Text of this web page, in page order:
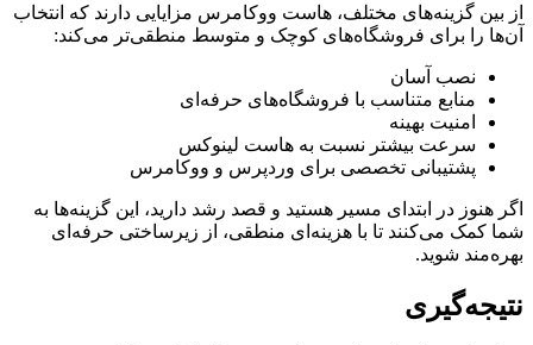
از بین گزینه‌های مختلف، هاست ووکامرس مزایایی دارند که انتخاب
آن‌ها را برای فروشگاه‌های کوچک و متوسط منطقی‌تر می‌کند:
نصب آسان
منابع متناسب با فروشگاه‌های حرفه‌ای
امنیت بهینه
سرعت بیشتر نسبت به هاست لینوکس
پشتیبانی تخصصی برای وردپرس و ووکامرس
اگر هنوز در ابتدای مسیر هستید و قصد رشد دارید، این گزینه‌ها به
شما کمک می‌کنند تا با هزینه‌ای منطقی، از زیرساختی حرفه‌ای
بهره‌مند شوید.
نتیجه‌گیری